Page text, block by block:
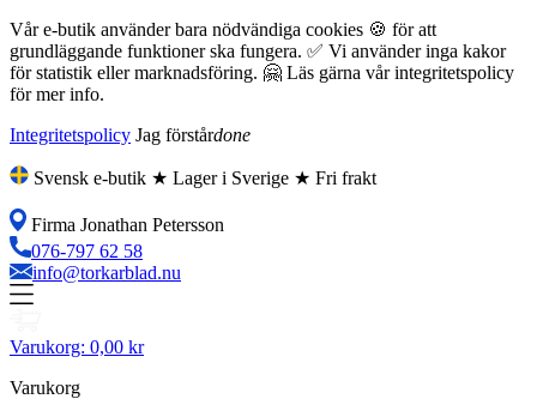
Vår e-butik använder bara nödvändiga cookies 🍪 för att
grundläggande funktioner ska fungera. ✅ Vi använder inga kakor
för statistik eller marknadsföring. 🤗 Läs gärna vår integritetspolicy
för mer info.
Integritetspolicy Jag förstårdone
Svensk e-butik ★ Lager i Sverige ★ Fri frakt
Firma Jonathan Petersson
076-797 62 58
info@torkarblad.nu
Varukorg: 0,00 kr
Varukorg